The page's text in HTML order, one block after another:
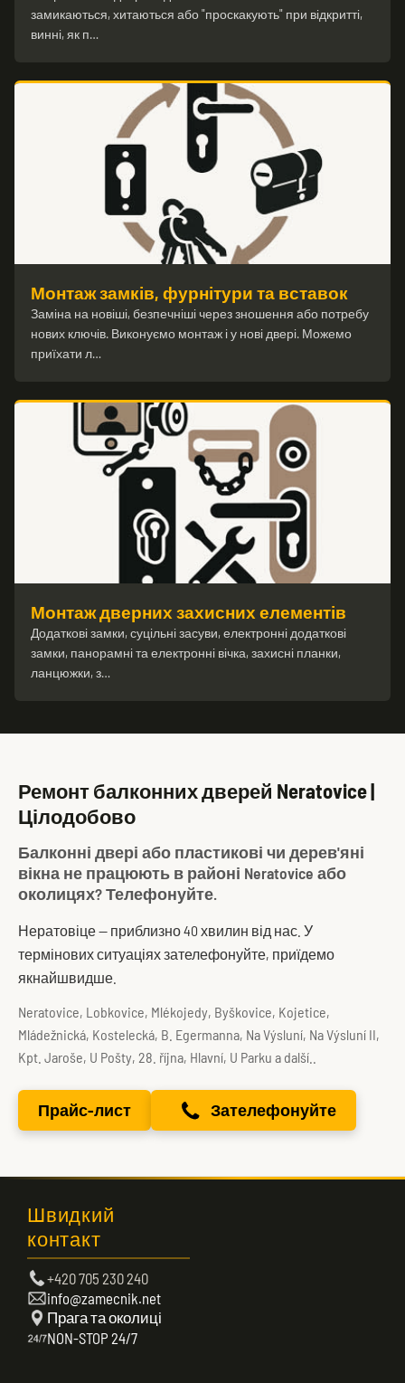
замикаються, хитаються або "проскакують" при відкритті,
винні, як п…
Монтаж замків, фурнітури та вставок
Заміна на новіші, безпечніші через зношення або потребу
нових ключів. Виконуємо монтаж і у нові двері. Можемо
приїхати л…
Монтаж дверних захисних елементів
Додаткові замки, суцільні засуви, електронні додаткові
замки, панорамні та електронні вічка, захисні планки,
ланцюжки, з…
Ремонт балконних дверей Neratovice |
Цілодобово
Балконні двері або пластикові чи дерев'яні
вікна не працюють в районі Neratovice або
околицях? Телефонуйте.
Нератовіце — приблизно 40 хвилин від нас. У
термінових ситуаціях зателефонуйте, приїдемо
якнайшвидше.
Neratovice, Lobkovice, Mlékojedy, Byškovice, Kojetice,
Mládežnická, Kostelecká, B. Egermanna, Na Výsluní, Na Výsluní II,
Kpt. Jaroše, U Pošty, 28. října, Hlavní, U Parku a další..
Прайс-лист Зателефонуйте
Швидкий
контакт
+420 705 230 240
info@zamecnik.net
Прага та околиці
NON-STOP 24/7